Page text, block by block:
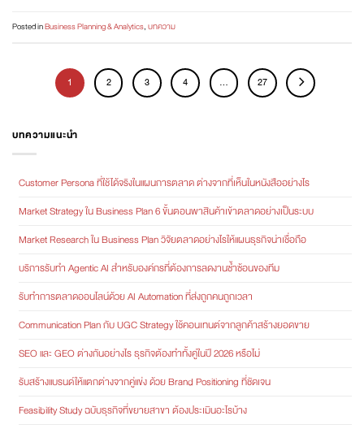
Posted inBusiness Planning & Analytics,บทความ
1 2 3 4 … 27
บทความแนะนำ
Customer Persona ที่ใช้ได้จริงในแผนการตลาด ต่างจากที่เห็นในหนังสืออย่างไร
Market Strategy ใน Business Plan 6 ขั้นตอนพาสินค้าเข้าตลาดอย่างเป็นระบบ
Market Research ใน Business Plan วิจัยตลาดอย่างไรให้แผนธุรกิจน่าเชื่อถือ
บริการรับทำ Agentic AI สำหรับองค์กรที่ต้องการลดงานซ้ำซ้อนของทีม
รับทำการตลาดออนไลน์ด้วย AI Automation ที่ส่งถูกคนถูกเวลา
Communication Plan กับ UGC Strategy ใช้คอนเทนต์จากลูกค้าสร้างยอดขาย
SEO และ GEO ต่างกันอย่างไร ธุรกิจต้องทำทั้งคู่ในปี 2026 หรือไม่
รับสร้างแบรนด์ให้แตกต่างจากคู่แข่ง ด้วย Brand Positioning ที่ชัดเจน
Feasibility Study ฉบับธุรกิจที่ขยายสาขา ต้องประเมินอะไรบ้าง